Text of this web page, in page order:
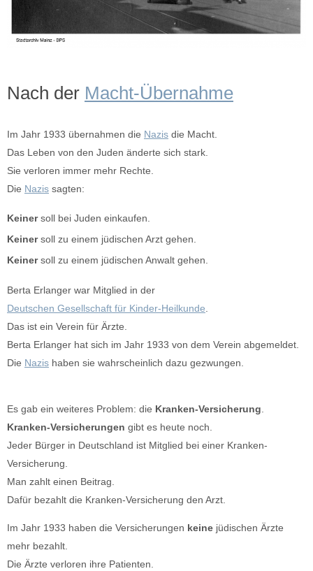
Nach der Macht-Übernahme
Im Jahr 1933 übernahmen die Nazis die Macht.
Das Leben von den Juden änderte sich stark.
Sie verloren immer mehr Rechte.
Die Nazis sagten:
Keinersoll bei Juden einkaufen.
Keinersoll zu einem jüdischen Arzt gehen.
Keinersoll zu einem jüdischen Anwalt gehen.
Berta Erlanger war Mitglied in der
Deutschen Gesellschaft für Kinder-Heilkunde
Das ist ein Verein für Ärzte.
Berta Erlanger hat sich im Jahr 1933 von dem Verein abgemeldet.
Die Nazis haben sie wahrscheinlich dazu gezwungen.
Es gab ein weiteres Problem: die Kranken-Versicherung
Kranken-Versicherungen gibt es heute noch.
Jeder Bürger in Deutschland ist Mitglied bei einer Kranken-
Versicherung.
Man zahlt einen Beitrag.
Dafür bezahlt die Kranken-Versicherung den Arzt.
Im Jahr 1933 haben die Versicherungen keine jüdischen Ärzte
mehr bezahlt.
Die Ärzte verloren ihre Patienten.